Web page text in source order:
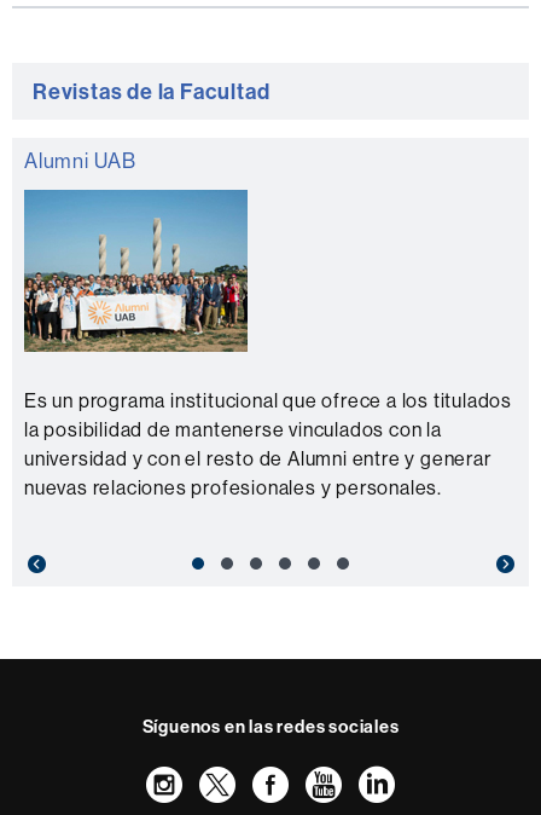
Revistas de la Facultad
Alumni UAB
Es un programa institucional que ofrece a los titulados
la posibilidad de mantenerse vinculados con la
universidad y con el resto de Alumni entre y generar
nuevas relaciones profesionales y personales.
Síguenos en las redes sociales
Instagram
TwitterFacebook
Youtube
LinkedIn